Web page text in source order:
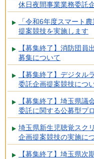
休日夜間事業業務委託
「令和6年度スマート
提案競技を実施します
【募集終了】消防団員
募集について
【募集終了】デジタル
委託企画提案競技につ
【募集終了】埼玉県議
委託に関する公募型プ
埼玉県新生児聴覚スク
企画提案競技の実施に
【募集終了】埼玉県次